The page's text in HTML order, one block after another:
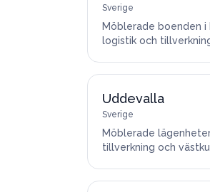
Sverige
Möblerade boenden i
logistik och
Uddevalla
Sverige
Möblerade
tillverkning och